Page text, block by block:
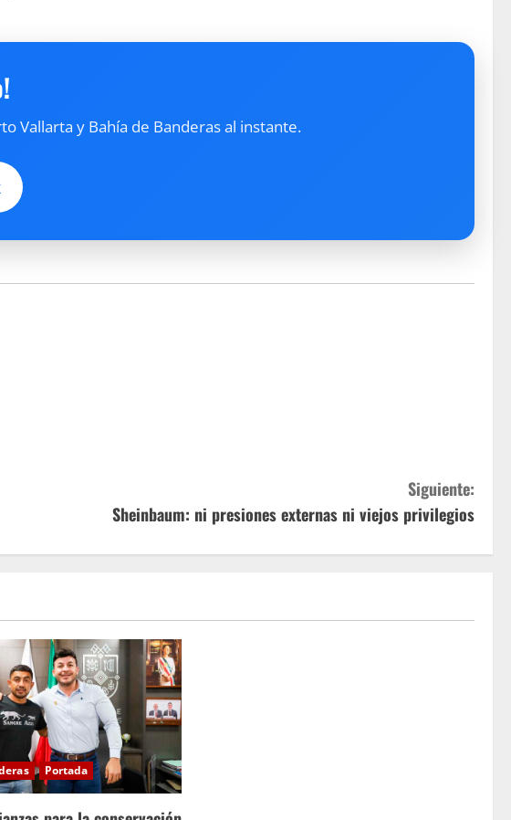
Vallarta y Bahía de Banderas al instante.
Siguiente:
Sheinbaum: ni presiones externas ni viejos privilegios
Portada